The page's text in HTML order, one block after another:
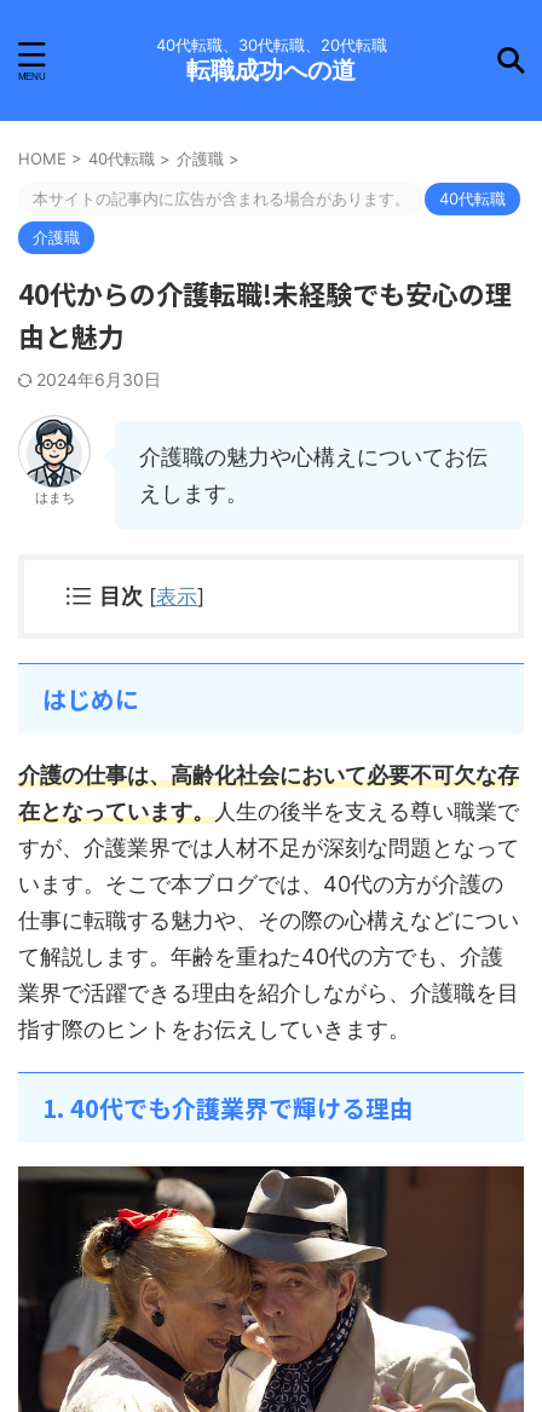
40代転職、30代転職、20代転職
転職成功への道
HOME > 40代転職 > 介護職 >
本サイトの記事内に広告が含まれる場合があります。
40代転職
介護職
40代からの介護転職!未経験でも安心の理
由と魅力
2024年6月30日
はまち
介護職の魅力や心構えについてお伝
えします。
目次 [表示]
はじめに
介護の仕事は、高齢化社会において必要不可欠な存
在となっています。人生の後半を支える尊い職業で
すが、介護業界では人材不足が深刻な問題となって
います。そこで本ブログでは、40代の方が介護の
仕事に転職する魅力や、その際の心構えなどについ
て解説します。年齢を重ねた40代の方でも、介護
業界で活躍できる理由を紹介しながら、介護職を目
指す際のヒントをお伝えしていきます。
1. 40代でも介護業界で輝ける理由